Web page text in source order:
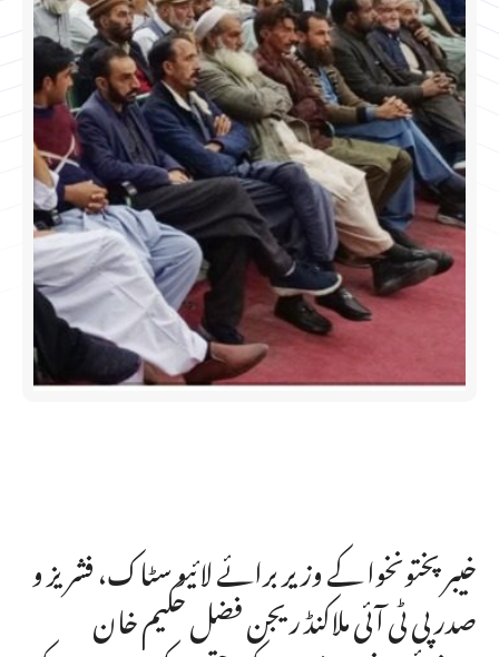
خیبرپختونخوا کے وزیر برائے لائیو سٹاک، فشریز و
صدر پی ٹی آئی ملاکنڈ ریجن فضل حکیم خان